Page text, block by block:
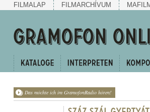
FILMALAP FILMARCHÍVUM
Das möchte ich im GramofonRadio hören!